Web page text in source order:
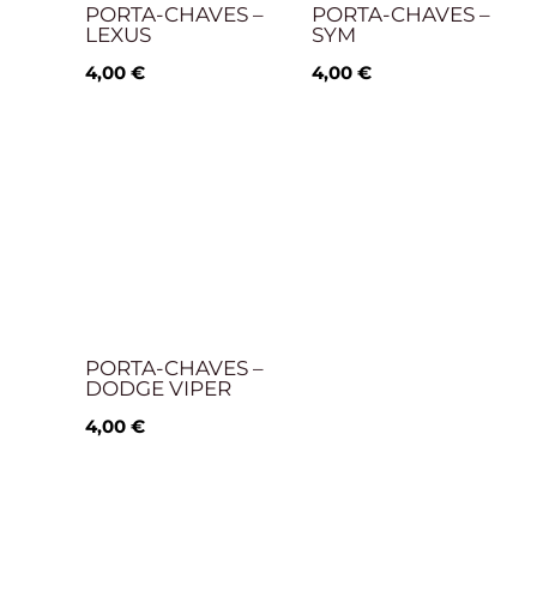
PORTA-CHAVES –
LEXUS
4,00 €
PORTA-CHAVES –
SYM
4,00 €
PORTA-CHAVES –
DODGE VIPER
4,00 €